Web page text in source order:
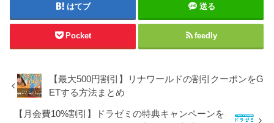
はてブ 送る
Pocket feedly
【最大500円割引】リナワールドの割引クーポンをG
ETする方法まとめ
【月会費10%割引】ドラゼミの特典キャンペーンを